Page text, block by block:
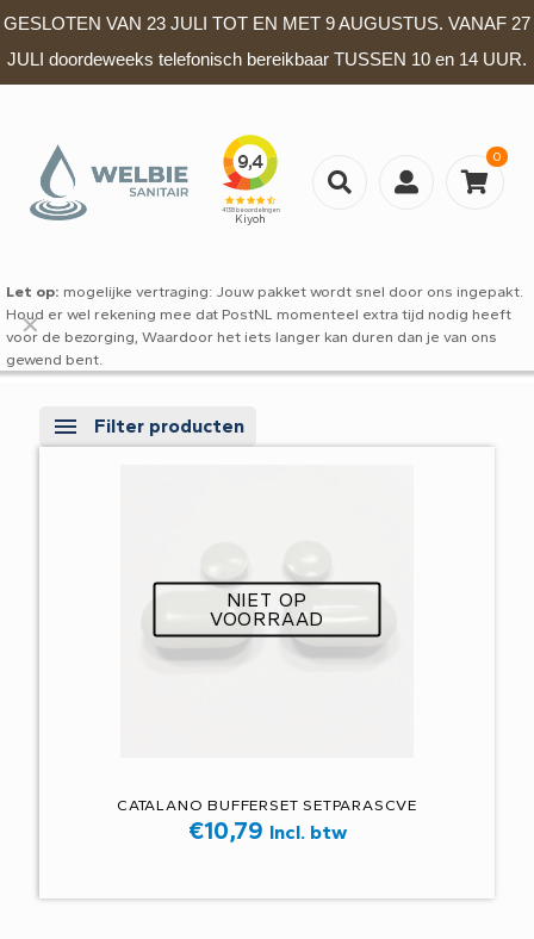
GESLOTEN VAN 23 JULI TOT EN MET 9 AUGUSTUS. VANAF 27
JULI doordeweeks telefonisch bereikbaar TUSSEN 10 en 14 UUR.
0
Let op: mogelijke vertraging: Jouw pakket wordt snel door ons ingepakt.
Houd er wel rekening mee dat PostNL momenteel extra tijd nodig heeft
voor de bezorging, Waardoor het iets langer kan duren dan je van ons
gewend bent.
✕
Filter producten
NIET OP
VOORRAAD
CATALANO BUFFERSET SETPARASCVE
€10,79 Incl. btw